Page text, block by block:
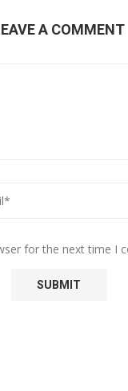
A COMMENT
for the next time I